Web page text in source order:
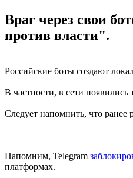
Враг через свои
против власти".
Российские боты создают
В частности, в сети
Следует напомнить, что ранее
Напомним, Telegram
платформах.